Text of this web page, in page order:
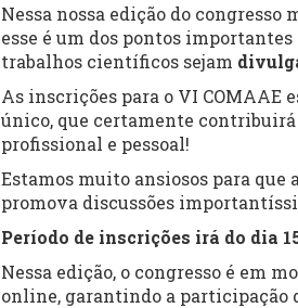
Nessa nossa edição do congresso
esse é um dos pontos
trabalhos científicos sejam
As inscrições para o VI COMAAE
único, que certamente
profissional e pessoal!
Estamos muito ansiosos para que
promova discussões
Período de inscrições irá do dia
Nessa edição, o congresso é em
online, garantindo a participação